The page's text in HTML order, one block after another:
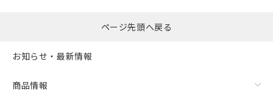
ページ先頭へ戻る
お知らせ・最新情報
商品情報